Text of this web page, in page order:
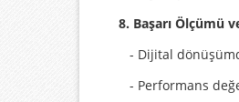
8. Başarı Ölçümü
- Dijital
- Performans